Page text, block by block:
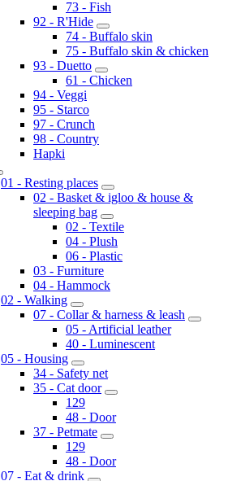
73 - Fish
92 - R'Hide
74 - Buffalo skin
75 - Buffalo skin & chicken
93 - Duetto
61 - Chicken
94 - Veggi
95 - Starco
97 - Crunch
98 - Country
Hapki
01 - Resting places
02 - Basket & igloo & house &
sleeping bag
02 - Textile
04 - Plush
06 - Plastic
03 - Furniture
04 - Hammock
02 - Walking
07 - Collar & harness & leash
05 - Artificial leather
40 - Luminescent
05 - Housing
34 - Safety net
35 - Cat door
129
48 - Door
37 - Petmate
129
48 - Door
07 - Eat & drink